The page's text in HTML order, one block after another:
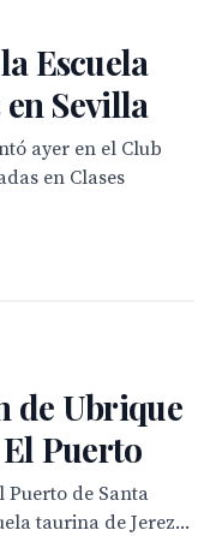
Escuela
Sevilla
ayer en el Club
en Clases
de Ubrique
Puerto
Puerto de Santa
taurina de Jerez...